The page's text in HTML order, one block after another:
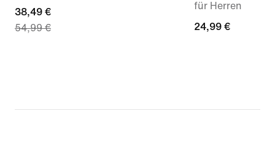
current
price
38,49 €
54,99 €
für Herren
24,99 €
24,99 €